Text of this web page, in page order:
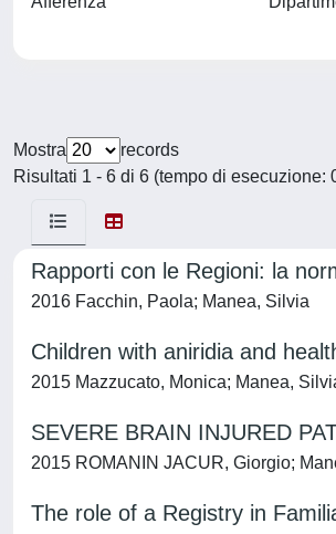
Mostra
records
Risultati 1 - 6 di 6 (tempo di esecuzione:
Rapporti con le Regioni: la
2016 Facchin, Paola; Manea, Silvia
Children with aniridia and
2015 Mazzucato, Monica; Manea,
SEVERE BRAIN INJURED
2015 ROMANIN JACUR, Giorgio;
The role of a Registry in